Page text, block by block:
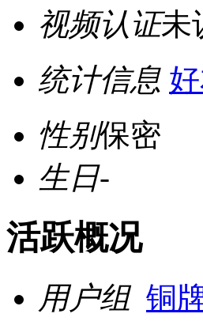
视频认证未
统计信息
性别保密
生日-
活跃概况
用户组 铜